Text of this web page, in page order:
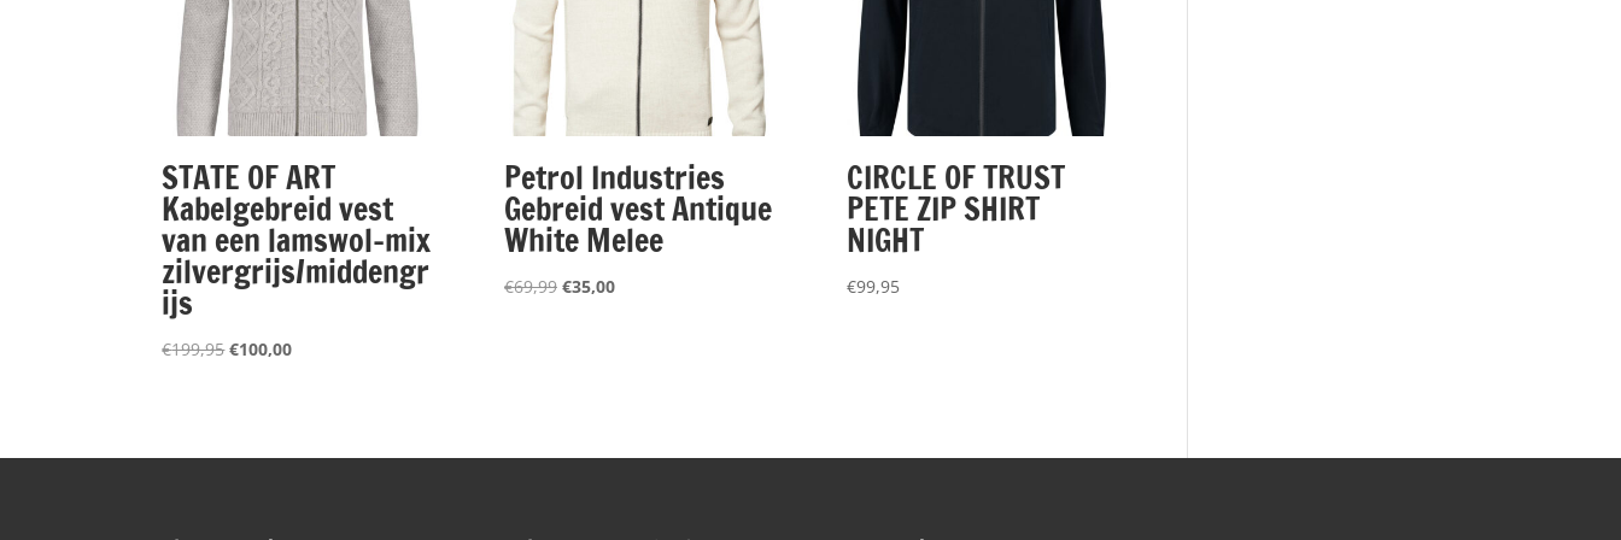
STATE OF ART
Kabelgebreid vest
van een lamswol-mix
zilvergrijs/middengr
ijs
€199,95Oorspronkelijke
€100,00Huidige
Petrol Industries
Gebreid vest Antique
White Melee
€69,99 Oorspronkelijke
€35,00Huidige
CIRCLE OF TRUST
PETE ZIP SHIRT
NIGHT
€99,95